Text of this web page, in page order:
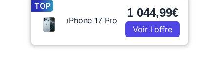
TOP
iPhone 17 Pro
1 044,99€
Voir l'offre